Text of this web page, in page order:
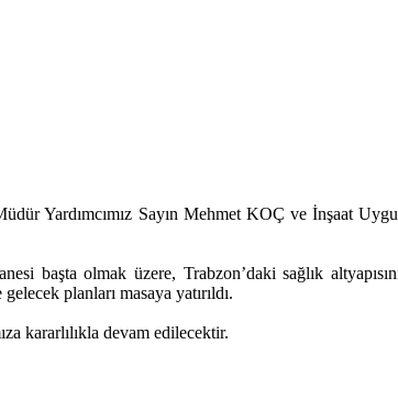
Yardımcımız Sayın Mehmet KOÇ ve İnşaat
başta olmak üzere, Trabzon’daki sağlık
planları masaya yatırıldı.
kararlılıkla devam edilecektir.